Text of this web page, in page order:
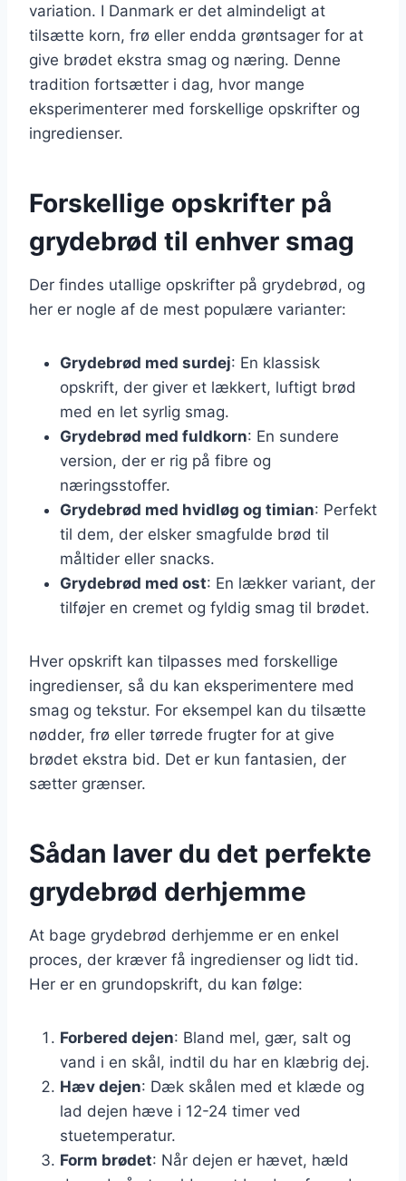
variation. I Danmark er det almindeligt at
tilsætte korn, frø eller endda grøntsager for at
give brødet ekstra smag og næring. Denne
tradition fortsætter i dag, hvor mange
eksperimenterer med forskellige opskrifter og
ingredienser.
Forskellige opskrifter på
grydebrød til enhver smag
Der findes utallige opskrifter på grydebrød, og
her er nogle af de mest populære varianter:
Grydebrød med surdej: En klassisk
opskrift, der giver et lækkert, luftigt brød
med en let syrlig smag.
Grydebrød med fuldkorn: En sundere
version, der er rig på fibre og
næringsstoffer.
Grydebrød med hvidløg og timian: Perfekt
til dem, der elsker smagfulde brød til
måltider eller snacks.
Grydebrød med ost: En lækker variant, der
tilføjer en cremet og fyldig smag til brødet.
Hver opskrift kan tilpasses med forskellige
ingredienser, så du kan eksperimentere med
smag og tekstur. For eksempel kan du tilsætte
nødder, frø eller tørrede frugter for at give
brødet ekstra bid. Det er kun fantasien, der
sætter grænser.
Sådan laver du det perfekte
grydebrød derhjemme
At bage grydebrød derhjemme er en enkel
proces, der kræver få ingredienser og lidt tid.
Her er en grundopskrift, du kan følge:
Forbered dejen: Bland mel, gær, salt og
vand i en skål, indtil du har en klæbrig dej.
Hæv dejen: Dæk skålen med et klæde og
lad dejen hæve i 12-24 timer ved
stuetemperatur.
Form brødet: Når dejen er hævet, hæld